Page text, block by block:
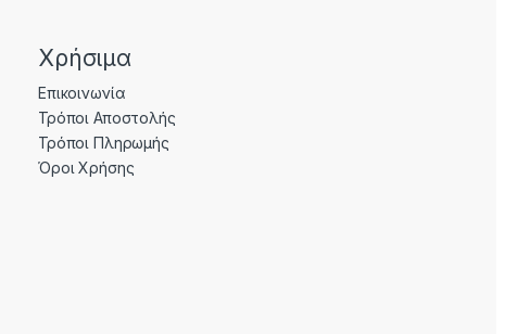
Χρήσιμα
Επικοινωνία
Τρόποι Αποστολής
Τρόποι Πληρωμής
Όροι Χρήσης